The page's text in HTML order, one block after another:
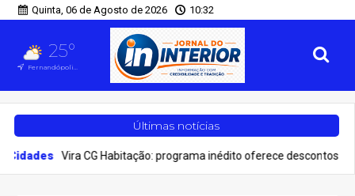
Quinta, 06 de Agosto de 2026 10:32
25°
Fernandópolis, SP
Últimas notícias
Vira CG Habitação: programa inédito oferece descontos no